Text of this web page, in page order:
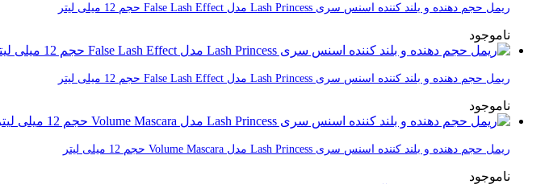
ریمل حجم دهنده و بلند کننده اسنس سری Lash Princess مدل False Lash Effect حجم 12 میلی لیتر
ناموجود
ریمل حجم دهنده و بلند کننده اسنس سری Lash Princess مدل False Lash Effect حجم 12 میلی لیتر
ناموجود
ریمل حجم دهنده و بلند کننده اسنس سری Lash Princess مدل Volume Mascara حجم 12 میلی لیتر
ناموجود